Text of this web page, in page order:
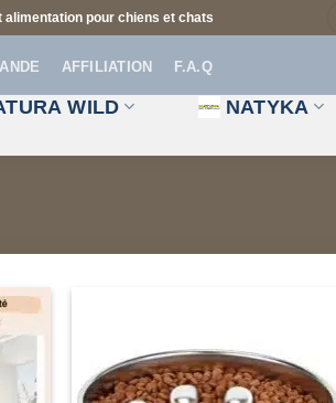
pour chiens et chats
AFFILIATION F.A.Q
WILD NATYKA